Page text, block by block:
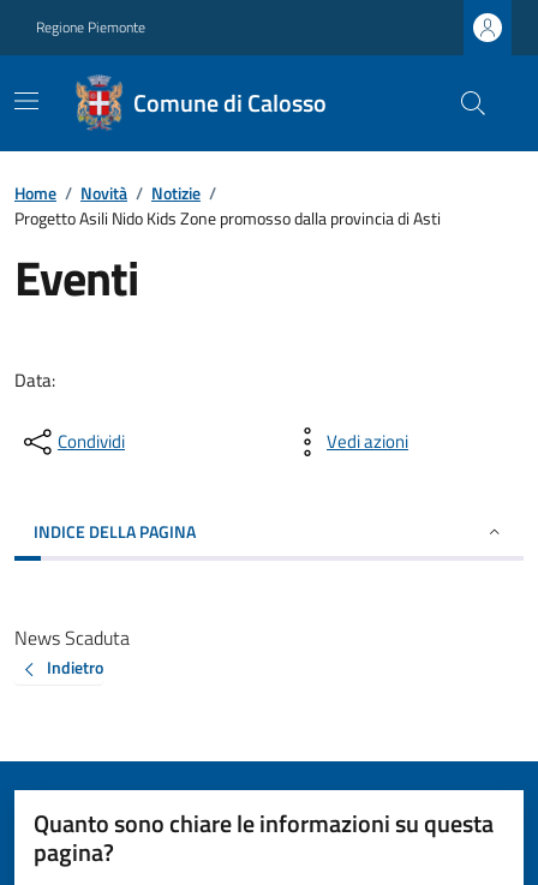
Regione Piemonte
Comune di Calosso
Home / Novità / Notizie /
Progetto Asili Nido Kids Zone promosso dalla provincia di Asti
Eventi
Data:
Condividi Vedi azioni
INDICE DELLA PAGINA
News Scaduta
Indietro
Quanto sono chiare le informazioni su questa
pagina?